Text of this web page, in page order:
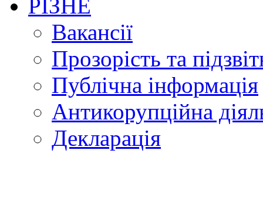
РІЗНЕ
Вакансії
Прозорість та
Публічна інформація
Антикорупційна
Декларація